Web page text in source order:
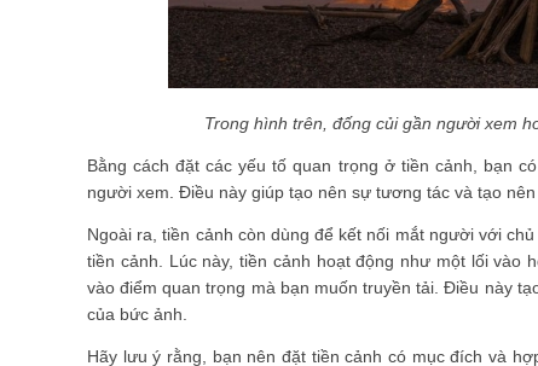
Trong hình trên, đống củi gần người xem
Bằng cách đặt các yếu tố quan trọng ở tiền cảnh, bạn
người xem. Điều này giúp tạo nên sự tương tác và tạo
Ngoài ra, tiền cảnh còn dùng để kết nối mắt người với
tiền cảnh. Lúc này, tiền cảnh hoạt động như một lối vào
vào điểm quan trọng mà bạn muốn truyền tải. Điều này
của bức ảnh.
Hãy lưu ý rằng, bạn nên đặt tiền cảnh có mục đích và